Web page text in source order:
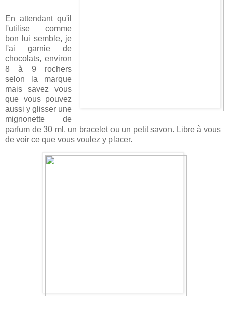
En attendant qu'il
l'utilise comme
bon lui semble, je
l'ai garnie de
chocolats, environ
8 à 9 rochers
selon la marque
mais savez vous
que vous pouvez
aussi y glisser une
mignonette de
parfum de 30 ml, un bracelet ou un petit savon. Libre à vous
de voir ce que vous voulez y placer.